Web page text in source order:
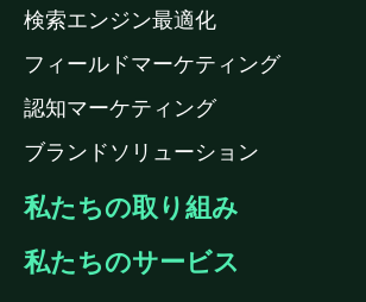
検索エンジン最適化
フィールドマーケティング
認知マーケティング
ブランドソリューション
私たちの取り組み
私たちのサービス